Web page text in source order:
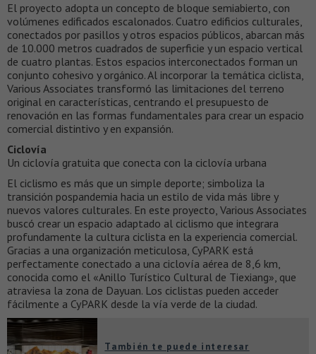
El proyecto adopta un concepto de bloque semiabierto, con
volúmenes edificados escalonados. Cuatro edificios culturales,
conectados por pasillos y otros espacios públicos, abarcan más
de 10.000 metros cuadrados de superficie y un espacio vertical
de cuatro plantas. Estos espacios interconectados forman un
conjunto cohesivo y orgánico. Al incorporar la temática ciclista,
Various Associates transformó las limitaciones del terreno
original en características, centrando el presupuesto de
renovación en las formas fundamentales para crear un espacio
comercial distintivo y en expansión.
Ciclovía
Un ciclovía gratuita que conecta con la ciclovía urbana
El ciclismo es más que un simple deporte; simboliza la
transición pospandemia hacia un estilo de vida más libre y
nuevos valores culturales. En este proyecto, Various Associates
buscó crear un espacio adaptado al ciclismo que integrara
profundamente la cultura ciclista en la experiencia comercial.
Gracias a una organización meticulosa, CyPARK está
perfectamente conectado a una ciclovía aérea de 8,6 km,
conocida como el «Anillo Turístico Cultural de Tiexiang», que
atraviesa la zona de Dayuan. Los ciclistas pueden acceder
fácilmente a CyPARK desde la vía verde de la ciudad.
También te puede interesar